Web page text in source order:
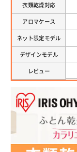
衣類乾燥対応
アロマケース
ネット限定モデル
デザインモデル
レビュー